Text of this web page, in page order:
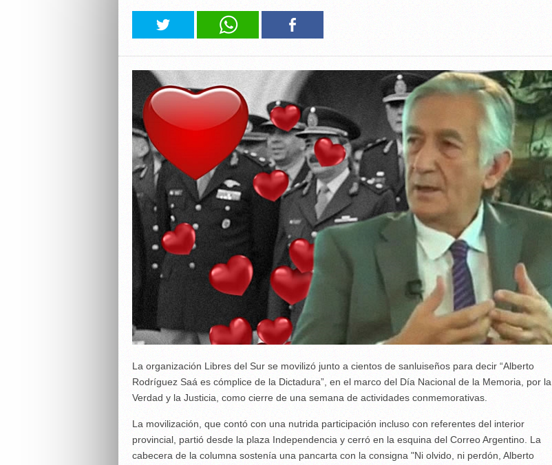
La organización Libres del Sur se movilizó junto a cientos de sanluiseños para decir “Alberto
Rodríguez Saá es cómplice de la Dictadura”, en el marco del Día Nacional de la Memoria, por la
Verdad y la Justicia, como cierre de una semana de actividades conmemorativas.
La movilización, que contó con una nutrida participación incluso con referentes del interior
provincial, partió desde la plaza Independencia y cerró en la esquina del Correo Argentino. La
cabecera de la columna sostenía una pancarta con la consigna "Ni olvido, ni perdón, Alberto